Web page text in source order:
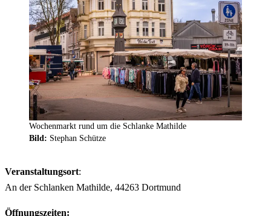
Wochenmarkt rund um die Schlanke Mathilde
Bild: Stephan Schütze
Veranstaltungsort:
An der Schlanken Mathilde, 44263 Dortmund
Öffnungszeiten: